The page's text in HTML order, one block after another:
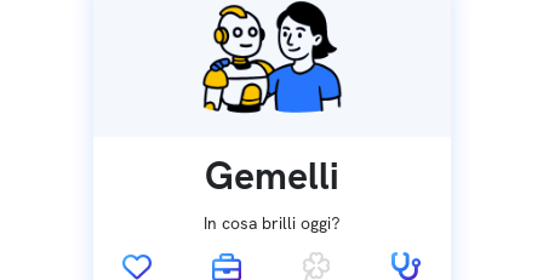
Gemelli
In cosa brilli oggi?